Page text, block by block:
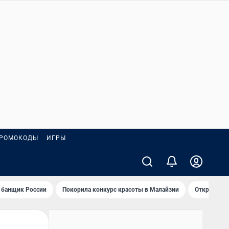
ИГРЫ
России Покорила конкурс красоты в Малайзии Открыл